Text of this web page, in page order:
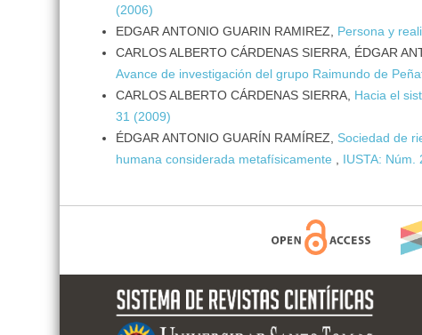
(2006)
EDGAR ANTONIO GUARIN RAMIREZ, Persona y
CARLOS ALBERTO CÁRDENAS SIERRA, ÉDGAR
Avance de investigación del grupo Raimundo de
CARLOS ALBERTO CÁRDENAS SIERRA, Hacia el
31 (2009)
ÉDGAR ANTONIO GUARÍN RAMÍREZ, Sociedad de
humana considerada metafísicamente
IUSTA: Núm.